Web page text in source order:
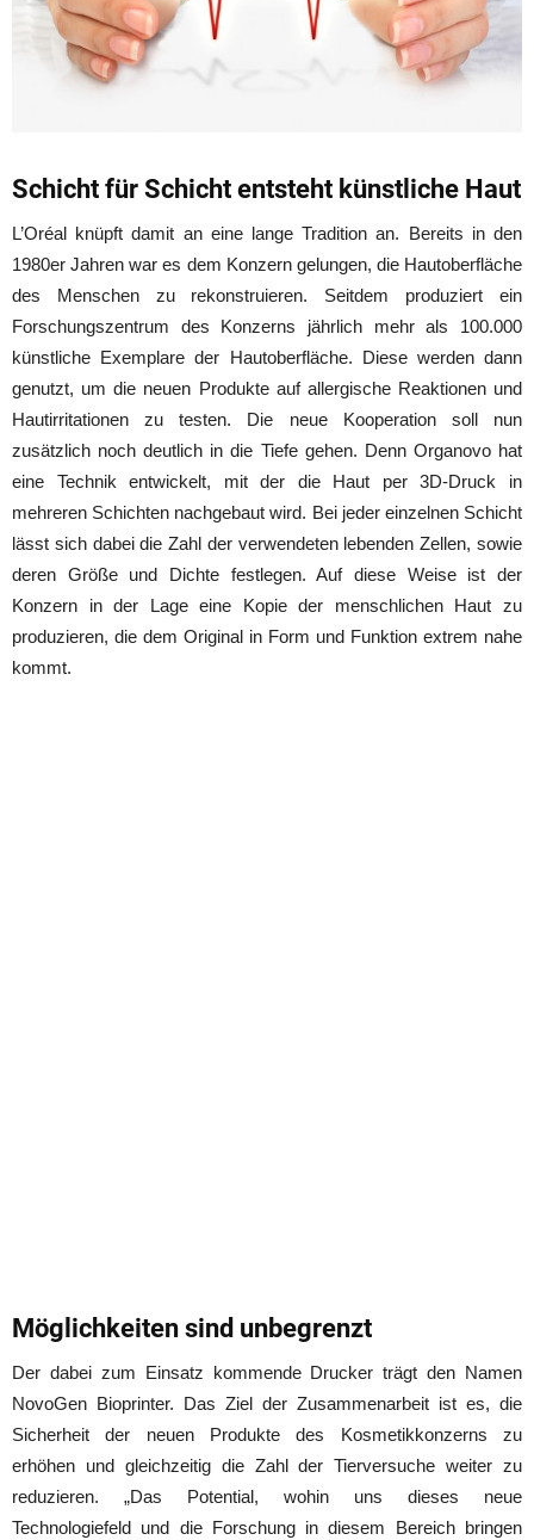
Schicht für Schicht entsteht künstliche Haut
L’Oréal knüpft damit an eine lange Tradition an. Bereits in den
1980er Jahren war es dem Konzern gelungen, die Hautoberfläche
des Menschen zu rekonstruieren. Seitdem produziert ein
Forschungszentrum des Konzerns jährlich mehr als 100.000
künstliche Exemplare der Hautoberfläche. Diese werden dann
genutzt, um die neuen Produkte auf allergische Reaktionen und
Hautirritationen zu testen. Die neue Kooperation soll nun
zusätzlich noch deutlich in die Tiefe gehen. Denn Organovo hat
eine Technik entwickelt, mit der die Haut per 3D-Druck in
mehreren Schichten nachgebaut wird. Bei jeder einzelnen Schicht
lässt sich dabei die Zahl der verwendeten lebenden Zellen, sowie
deren Größe und Dichte festlegen. Auf diese Weise ist der
Konzern in der Lage eine Kopie der menschlichen Haut zu
produzieren, die dem Original in Form und Funktion extrem nahe
kommt.
Möglichkeiten sind unbegrenzt
Der dabei zum Einsatz kommende Drucker trägt den Namen
NovoGen Bioprinter. Das Ziel der Zusammenarbeit ist es, die
Sicherheit der neuen Produkte des Kosmetikkonzerns zu
erhöhen und gleichzeitig die Zahl der Tierversuche weiter zu
reduzieren. „Das Potential, wohin uns dieses neue
Technologiefeld und die Forschung in diesem Bereich bringen